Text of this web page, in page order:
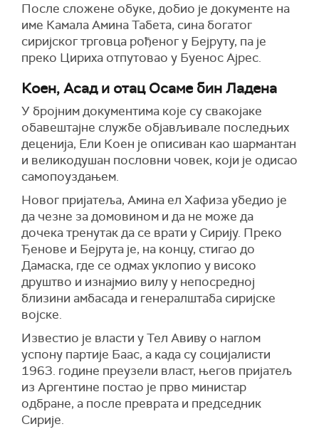
После сложене обуке, добио је документе на
име Камала Амина Табета, сина богатог
сиријског трговца рођеног у Бејруту, па је
преко Цириха отпутовао у Буенос Ајрес.
Коен, Асад и отац Осаме бин Ладена
У бројним документима које су свакојаке
обавештајне службе објављивале последњих
деценија, Ели Коен је описиван као шармантан
и великодушан пословни човек, који је одисао
самопоуздањем.
Новог пријатеља, Амина ел Хафиза убедио је
да чезне за домовином и да не може да
дочека тренутак да се врати у Сирију. Преко
Ђенове и Бејрута је, на концу, стигао до
Дамаска, где се одмах уклопио у високо
друштво и изнајмио вилу у непосредној
близини амбасада и генералштаба сиријске
војске.
Известио је власти у Тел Авиву о наглом
успону партије Баас, а када су социјалисти
1963. године преузели власт, његов пријатељ
из Аргентине постао је прво министар
одбране, а после преврата и председник
Сирије.